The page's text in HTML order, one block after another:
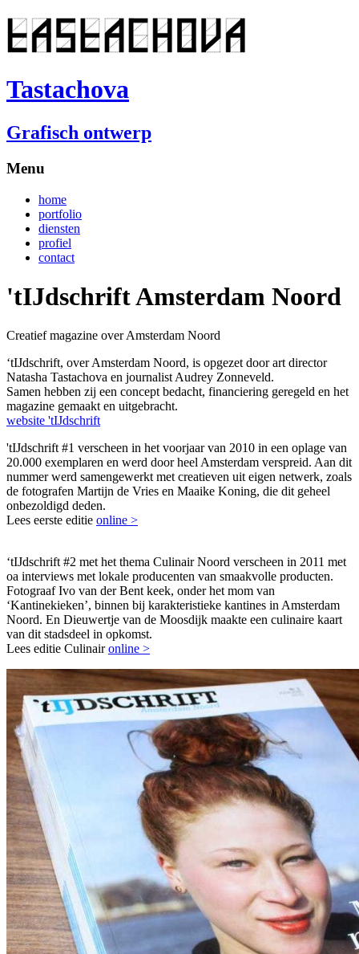
Tastachova
Grafisch ontwerp
Menu
home
portfolio
diensten
profiel
contact
'tIJdschrift Amsterdam Noord
Creatief magazine over Amsterdam Noord
‘tIJdschrift, over Amsterdam Noord, is opgezet door art director
Natasha Tastachova en journalist Audrey Zonneveld.
Samen hebben zij een concept bedacht, financiering geregeld en het
magazine gemaakt en uitgebracht.
website 'tIJdschrift
'tIJdschrift #1 verscheen in het voorjaar van 2010 in een oplage van
20.000 exemplaren en werd door heel Amsterdam verspreid. Aan dit
nummer werd samengewerkt met creatieven uit eigen netwerk, zoals
de fotografen Martijn de Vries en Maaike Koning, die dit geheel
onbezoldigd deden.
Lees eerste editie online >
‘tIJdschrift #2 met het thema Culinair Noord verscheen in 2011 met
oa interviews met lokale producenten van smaakvolle producten.
Fotograaf Ivo van der Bent keek, onder het mom van
‘Kantinekieken’, binnen bij karakteristieke kantines in Amsterdam
Noord. En Dieuwertje van de Moosdijk maakte een culinaire kaart
van dit stadsdeel in opkomst.
Lees editie Culinaironline >